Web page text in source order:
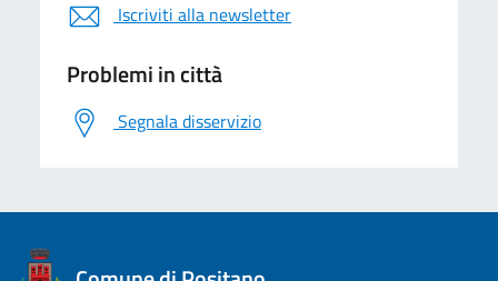
Iscriviti alla newsletter
Problemi in città
Segnala disservizio
logo Unione Europea